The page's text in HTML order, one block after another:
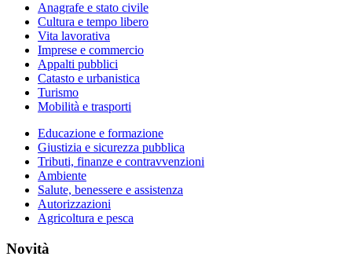
Anagrafe e stato civile
Cultura e tempo libero
Vita lavorativa
Imprese e commercio
Appalti pubblici
Catasto e urbanistica
Turismo
Mobilità e trasporti
Educazione e formazione
Giustizia e sicurezza pubblica
Tributi, finanze e contravvenzioni
Ambiente
Salute, benessere e assistenza
Autorizzazioni
Agricoltura e pesca
Novità